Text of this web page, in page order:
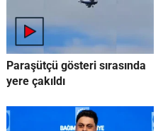
Paraşütçü gösteri sırasında
yere çakıldı